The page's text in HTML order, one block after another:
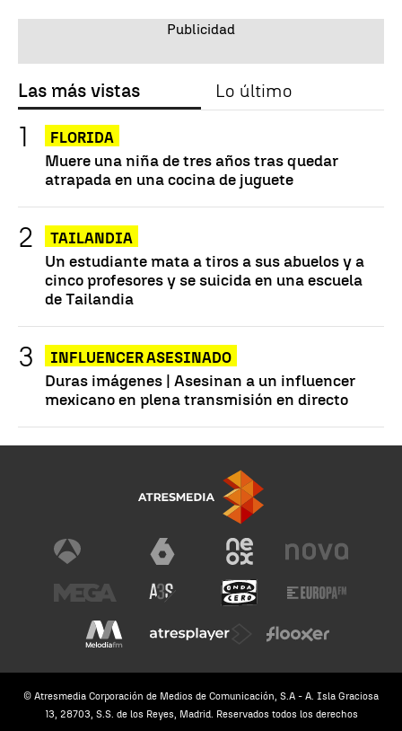
Las más vistas Lo último
FLORIDA
Muere una niña de tres años tras quedar
atrapada en una cocina de juguete
TAILANDIA
Un estudiante mata a tiros a sus abuelos y a
cinco profesores y se suicida en una escuela
de Tailandia
INFLUENCER ASESINADO
Duras imágenes | Asesinan a un influencer
mexicano en plena transmisión en directo
© Atresmedia Corporación de Medios de Comunicación, S.A - A. Isla Graciosa
13, 28703, S.S. de los Reyes, Madrid. Reservados todos los derechos